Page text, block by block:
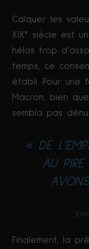
Calquer les
XIX° siècle est
hélas trop
temps, ce
établi. Pour une
Macron, bien
sembla pas
« DE
AU PIRE
Finalement, la